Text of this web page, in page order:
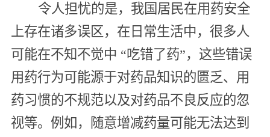
令人担忧的是，我国居民在用药安全
上存在诸多误区，在日常生活中，很多人
可能在不知不觉中 “吃错了药”，这些错误
用药行为可能源于对药品知识的匮乏、用
药习惯的不规范以及对药品不良反应的忽
视等。例如，随意增减药量可能无法达到